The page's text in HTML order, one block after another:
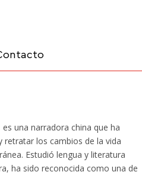
una narradora china que ha
retratar los cambios de la vida
Estudió lengua y literatura
ha sido reconocida como una de